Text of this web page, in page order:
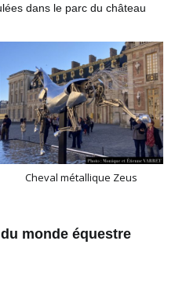
dans le parc du château
Cheval métallique Zeus
monde équestre